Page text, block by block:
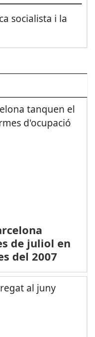
socialista i la
de juliol en
del 2007